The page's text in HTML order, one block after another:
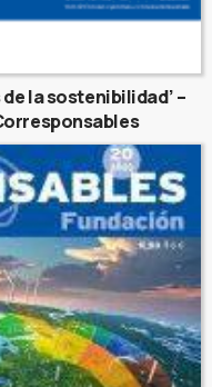
la sostenibilidad’ –